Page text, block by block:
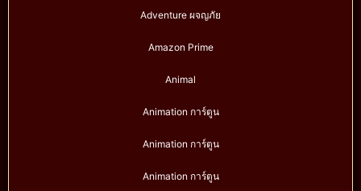
Adventure ผจญภัย
Amazon Prime
Animal
Animation การ์ตูน
Animation การ์ตูน
Animation การ์ตูน